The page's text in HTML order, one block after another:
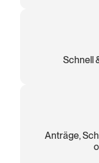
Schnell
Anträge,